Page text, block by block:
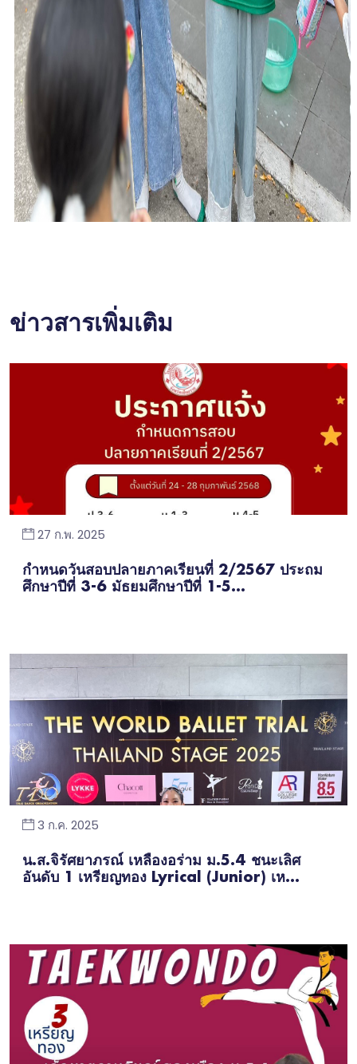
ข่าวสารเพิ่มเติม
27 ก.พ. 2025
กำหนดวันสอบปลายภาคเรียนที่ 2/2567 ประถม
ศึกษาปีที่ 3-6 มัธยมศึกษาปีที่ 1-5...
3 ก.ค. 2025
น.ส.จิรัศยาภรณ์ เหลืองอร่าม ม.5.4 ชนะเลิศ
อันดับ 1 เหรียญทอง Lyrical (Junior) เห...